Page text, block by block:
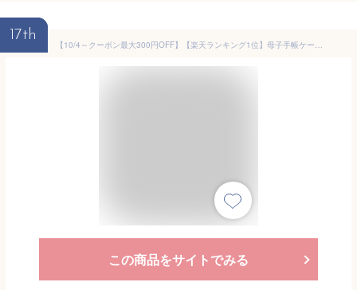
17th
【10/4～クーポン最大300円OFF】【楽天ランキング1位】母子手帳ケース ジャバラ 719686 大容量 ストライプ 母子手帳 ケース カバー 2人分 二人用 シンプル おしゃれ マルチケース 妊婦健診 妊娠 母子手帳カバー 母子手帳入れ じゃばら 育児用品 マミールナ
この商品をサイトでみる